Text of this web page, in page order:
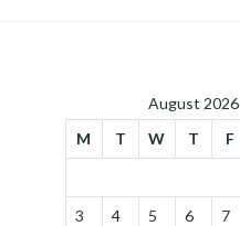
August 2026
M
T W T F
3 4 5 6 7